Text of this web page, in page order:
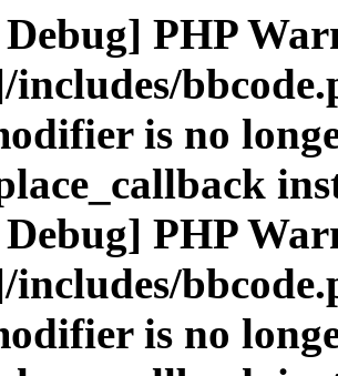
PHP
is no
PHP
is no